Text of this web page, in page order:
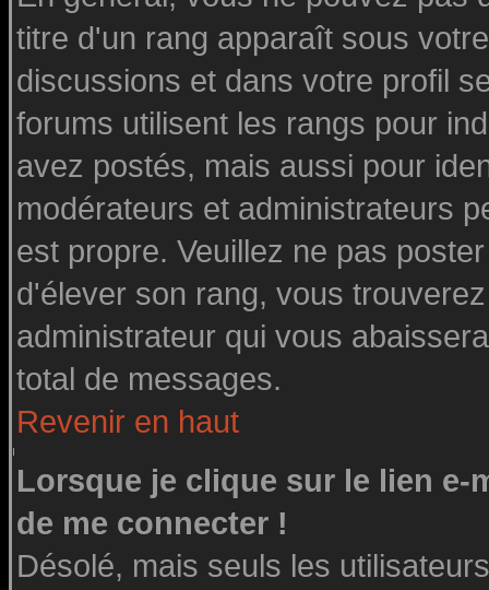
titre d'un rang apparaît sous
discussions et dans votre profil
forums utilisent les rangs pour
avez postés, mais aussi pour
modérateurs et administrateurs
est propre. Veuillez ne pas
d'élever son rang, vous
administrateur qui vous
total de messages.
Revenir en haut
Lorsque je clique sur le lien e-
de me connecter !
Désolé, mais seuls les